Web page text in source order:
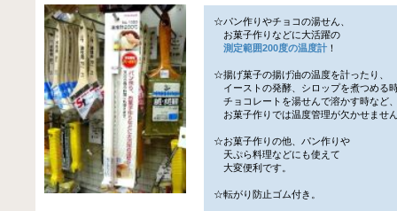
☆パン作りやチョコの湯せん、
お菓子作りなどに大活躍の
測定範囲200度の温度計 ！
☆揚げ菓子の揚げ油の温度を計ったり、
イーストの発酵、シロップを煮つめる
チョコレートを湯せんで溶かす時など
お菓子作りでは温度管理が欠かせませ
☆お菓子作りの他、パン作りや
天ぷら料理などにも使えて
大変便利です。
☆転がり防止ゴム付き。